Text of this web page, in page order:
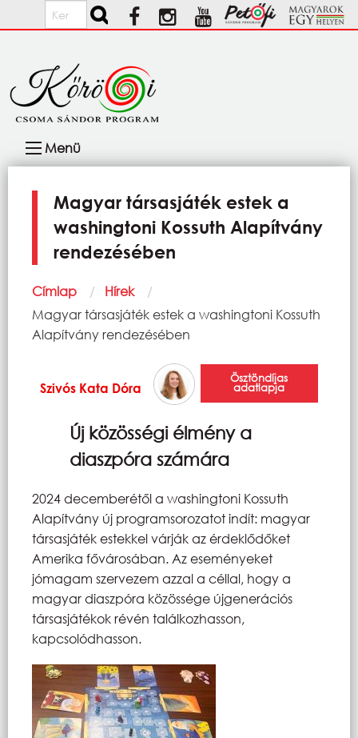
Ugrás a tartalomra
Keresés
navigáció
Menü
Magyar társasjáték estek a
washingtoni Kossuth Alapítvány
rendezésében
Morzsa
Címlap
Hírek
Current:
Magyar társasjáték estek a washingtoni Kossuth
Alapítvány rendezésében
Szivós Kata Dóra
Ösztöndíjas
adatlapja
Új közösségi élmény a
diaszpóra számára
2024 decemberétől a washingtoni Kossuth
Alapítvány új programsorozatot indít: magyar
társasjáték estekkel várják az érdeklődőket
Amerika fővárosában. Az eseményeket
jómagam szervezem azzal a céllal, hogy a
magyar diaszpóra közössége újgenerációs
társasjátékok révén találkozhasson,
kapcsolódhasson.